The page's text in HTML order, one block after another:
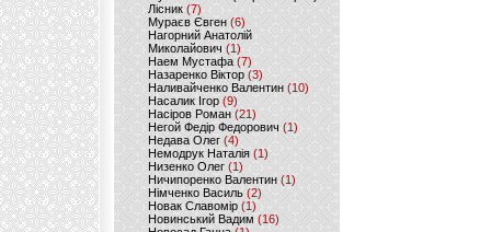
Лісник (7)
Мураєв Євген(6)
Нагорний Анатолій
Миколайович (1)
Наем Мустафа (7)
Назаренко Віктор (3)
Наливайченко Валентин (10)
Насалик Ігор(9)
Насіров Роман (21)
Негой Федір Федорович(1)
Недава Олег(4)
Немодрук Наталія(1)
Низенко Олег (1)
Ничипоренко Валентин (1)
Німченко Василь (2)
Новак Славомір (1)
Новинський Вадим (16)